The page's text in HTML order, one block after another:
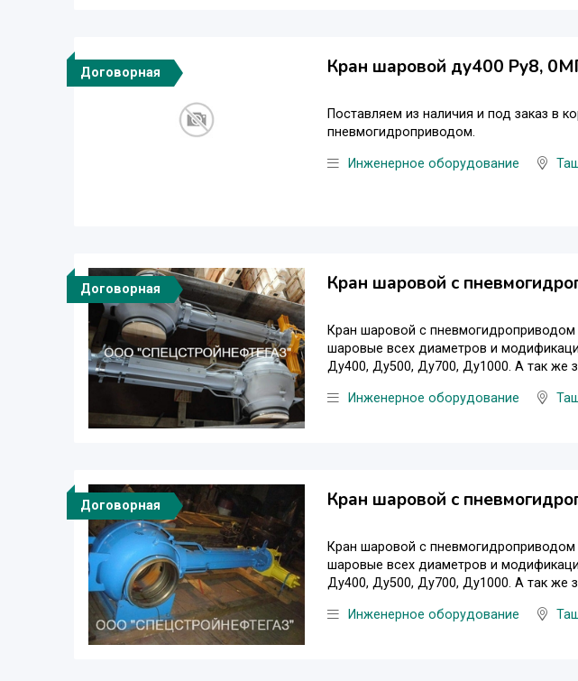
Договорная Кран шаровой ду400 Ру8,
Поставляем из наличия и под заказ в
пневмогидроприводом.
Инженерное оборудование
Договорная Кран шаровой с
Кран шаровой с пневмогидроприводом
шаровые всех диаметров и
Ду400, Ду500, Ду700, Ду1000. А так же
Инженерное оборудование
Договорная Кран шаровой с
Кран шаровой с пневмогидроприводом
шаровые всех диаметров и
Ду400, Ду500, Ду700, Ду1000. А так же
Инженерное оборудование